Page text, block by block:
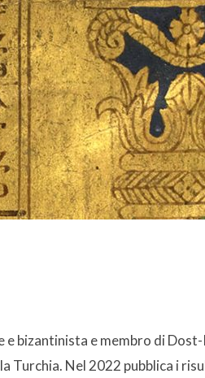
bizantinista e membro di
Turchia. Nel 2022 pubblica i